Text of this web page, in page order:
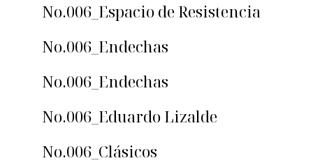
No.006_Espacio de Resistencia
No.006_Endechas
No.006_Endechas
No.006_Eduardo Lizalde
No.006_Clásicos